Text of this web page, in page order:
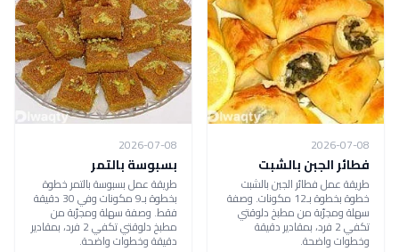
2026-07-08
فطائر الجبن بالشبت
طريقة عمل فطائر الجبن بالشبت
خطوة بخطوة بـ12 مكونات. وصفة
سهلة ومجرّبة من مطبخ دلوقتي
تكفي 2 فرد، بمقادير دقيقة
وخطوات واضحة.
2026-07-08
بسبوسة بالتمر
طريقة عمل بسبوسة بالتمر خطوة
بخطوة بـ9 مكونات وفي 30 دقيقة
فقط. وصفة سهلة ومجرّبة من
مطبخ دلوقتي تكفي 2 فرد، بمقادير
دقيقة وخطوات واضحة.